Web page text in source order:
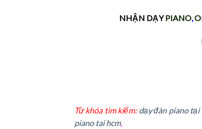
NHẬN DẠYPIANO,
Từ khóa tìm kiếm: dạy đàn piano tại
piano tai hcm,